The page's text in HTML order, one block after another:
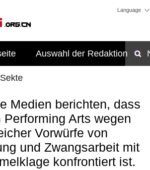
Language
Auswahl der Redaktion
Medien berichten, dass
Performing Arts wegen
Vorwürfe von
und Zwangsarbeit mit
konfrontiert ist.